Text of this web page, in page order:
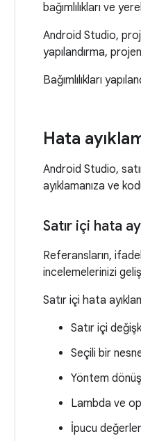
bağımlılıkları ve
Android Studio,
yapılandırma,
Bağımlılıkları
Hata
Android Studio,
ayıklamanıza ve
Satır içi hata
Referansların,
incelemelerinizi
Satır içi hata
Satır içi
Seçili bir
Yöntem
Lambda ve
İpucu